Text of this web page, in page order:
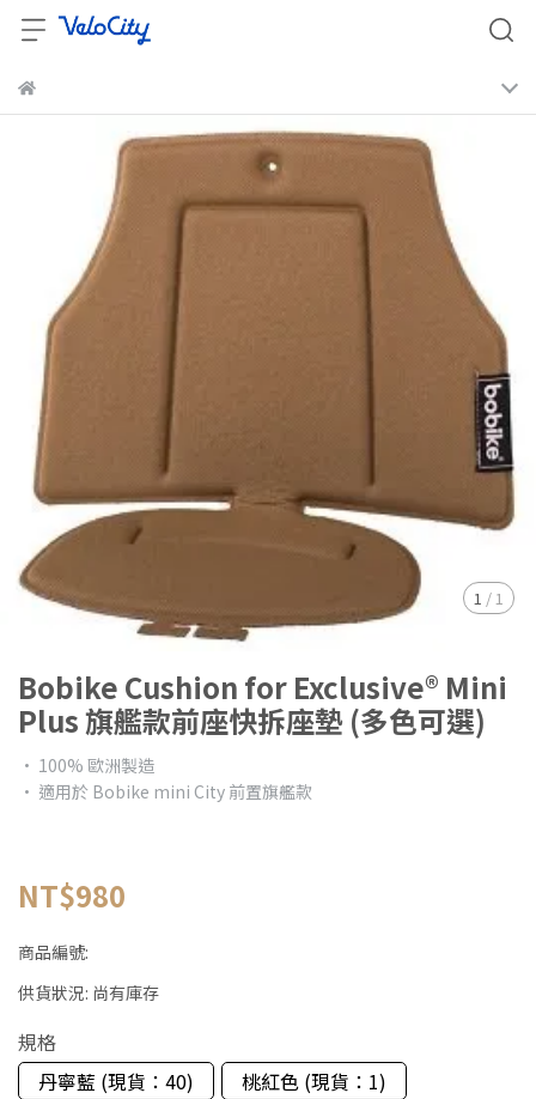
1 / 1
Bobike Cushion for Exclusive® Mini
Plus 旗艦款前座快拆座墊 (多色可選)
• 100% 歐洲製造
• 適用於 Bobike mini City 前置旗艦款
NT$980
商品編號:
供貨狀況: 尚有庫存
規格
丹寧藍 (現貨：40)
桃紅色 (現貨：1)